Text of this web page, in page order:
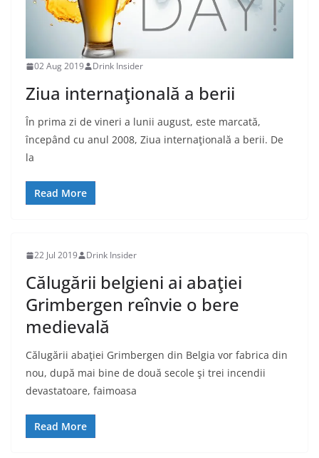
02 Aug 2019 Drink Insider
Ziua internaţională a berii
În prima zi de vineri a lunii august, este marcată,
începând cu anul 2008, Ziua internaţională a berii. De
la
Read More
22 Jul 2019 Drink Insider
Călugării belgieni ai abaţiei
Grimbergen reînvie o bere
medievală
Călugării abaţiei Grimbergen din Belgia vor fabrica din
nou, după mai bine de două secole şi trei incendii
devastatoare, faimoasa
Read More